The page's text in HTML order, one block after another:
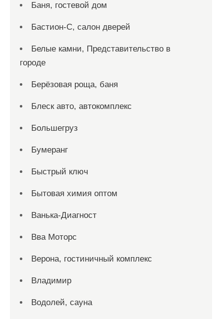
Баня, гостевой дом
Бастион-С, салон дверей
Белые камни, Представительство в
городе
Берёзовая роща, баня
Блеск авто, автокомплекс
Большегруз
Бумеранг
Быстрый ключ
Бытовая химия оптом
Ванька-Диагност
Вва Моторс
Верона, гостиничный комплекс
Владимир
Водолей, сауна